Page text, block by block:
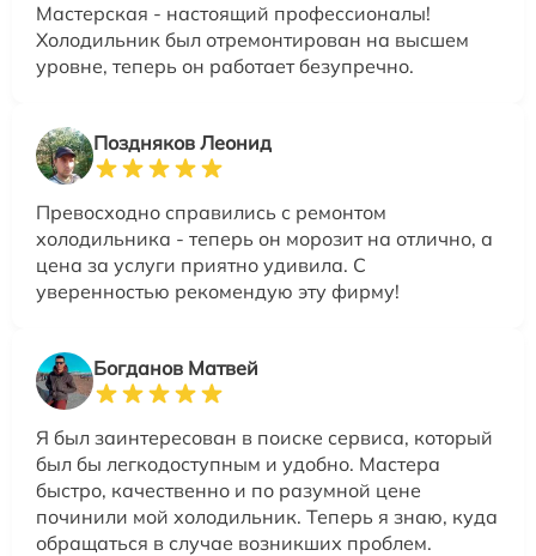
Мастерская - настоящий профессионалы!
Холодильник был отремонтирован на высшем
уровне, теперь он работает безупречно.
Поздняков Леонид
Превосходно справились с ремонтом
холодильника - теперь он морозит на отлично, а
цена за услуги приятно удивила. С
уверенностью рекомендую эту фирму!
Богданов Матвей
Я был заинтересован в поиске сервиса, который
был бы легкодоступным и удобно. Мастера
быстро, качественно и по разумной цене
починили мой холодильник. Теперь я знаю, куда
обращаться в случае возникших проблем.